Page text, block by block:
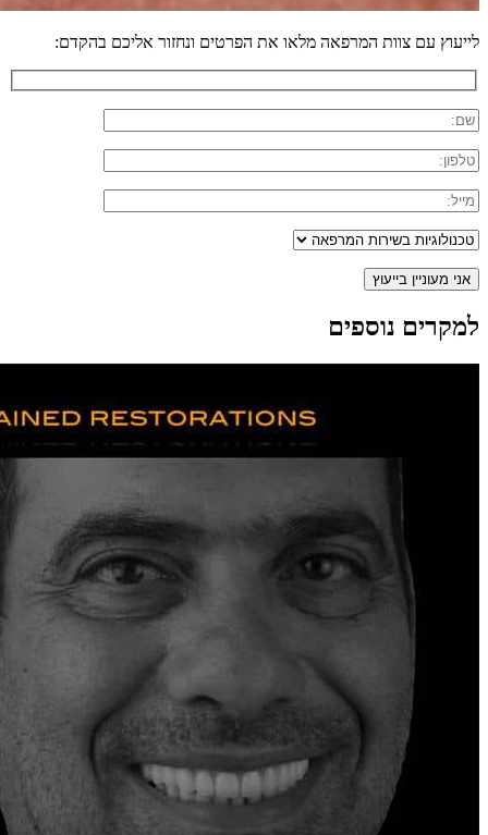
לייעוץ עם צוות המרפאה מלאו את הפרטים ונחזור אליכם בהקדם:
למקרים נוספים